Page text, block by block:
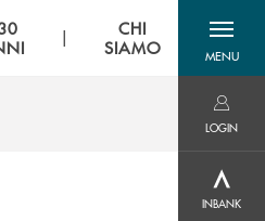
|
CHI
SIAMO
MENU
LOGIN
INBANK